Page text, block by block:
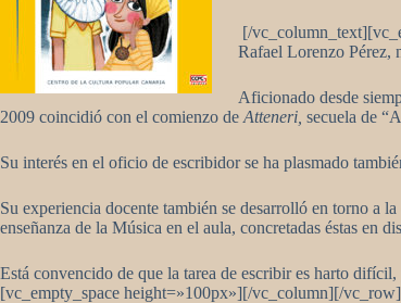
[/
Rafael Lorenzo Pérez,
Aficionado desde
2009 coincidió con el comienzo de Atteneri, secuela de
Su interés en el oficio de escribidor se ha plasmado
Su experiencia docente también se desarrolló en torno a
enseñanza de la Música en el aula, concretadas éstas en
Está convencido de que la tarea de escribir es harto
[vc_empty_space height=»100px»][/vc_column][/vc_row]